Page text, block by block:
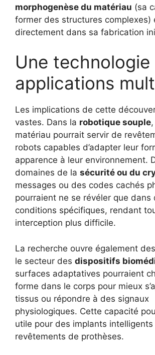
morphogenèse du matériau (sa
former des structures complexes)
directement dans sa fabrication
Une technologie
applications
Les implications de cette
vastes. Dans la robotique souple
matériau pourrait servir de
robots capables d’adapter leur
apparence à leur environnement.
domaines de la sécurité ou du
messages ou des codes cachés
pourraient ne se révéler que dans
conditions spécifiques, rendant
interception plus difficile.
La recherche ouvre également
le secteur des dispositifs
surfaces adaptatives pourraient
forme dans le corps pour mieux
tissus ou répondre à des signaux
physiologiques. Cette capacité
utile pour des implants intelligents
revêtements de prothèses.